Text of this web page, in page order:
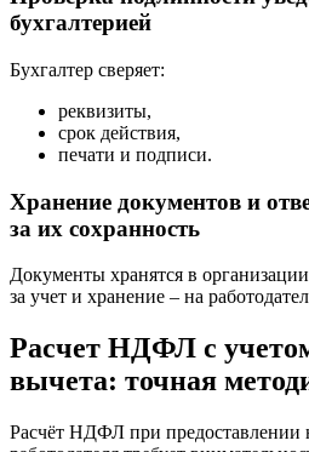
бухгалтерией
Бухгалтер сверяет:
реквизиты,
срок действия,
печати и подписи.
Хранение документов и
за их сохранность
Документы хранятся в
за учет и хранение – на
Расчет НДФЛ с
вычета: точная
Расчёт НДФЛ при предоставлении